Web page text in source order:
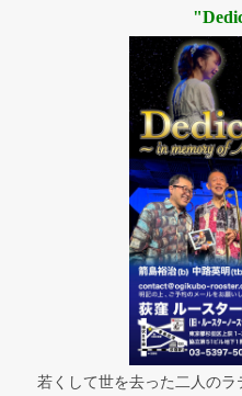
若くして世を去った二人のラ